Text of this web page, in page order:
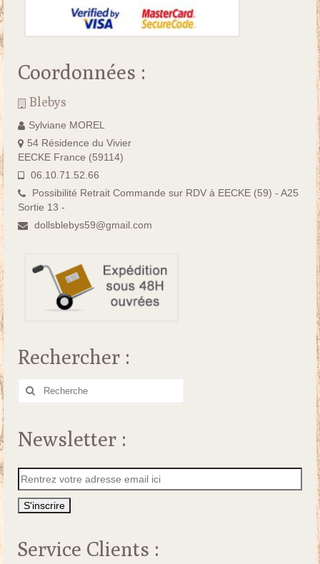
Coordonnées :
Blebys
Sylviane MOREL
54 Résidence du Vivier
EECKE France (59114)
06.10.71.52.66
Possibilité Retrait Commande sur RDV à EECKE (59) - A25
Sortie 13 -
dollsblebys59@gmail.com
Rechercher :
Rechercher
Newsletter :
Service Clients :